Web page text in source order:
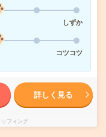
しずか
コツコツ
詳しく見る
フィング